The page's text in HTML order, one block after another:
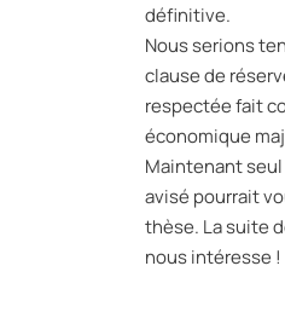
définitive.
Nous serions
clause de
respectée fait
économique
Maintenant
avisé pourrait
thèse. La suite
nous intéresse !